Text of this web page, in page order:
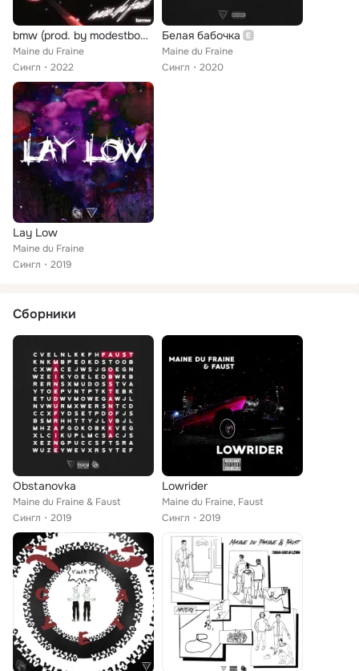
bmw (prod. by modestboy 1095)
Maine du Fraine
Сингл
2022
Белая бабочка
Maine du Fraine
Сингл
2020
Lay Low
Maine du Fraine
Сингл
2019
Сборники
Obstanovka
Maine du Fraine & Faust
Сингл
2019
Lowrider
Maine du Fraine, Faust
Сингл
2019